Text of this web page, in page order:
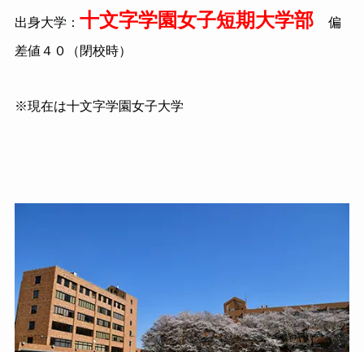
出身大学： 十文字学園女子短期大学部 偏
差値４０（閉校時）
※現在は十文字学園女子大学